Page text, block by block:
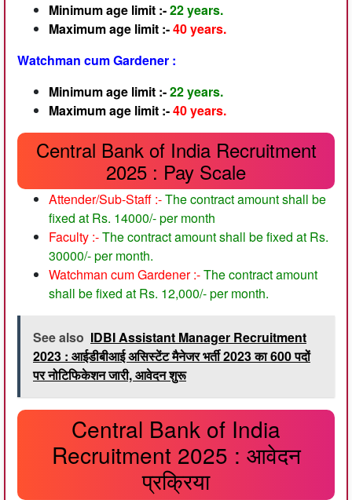
Minimum age limit :-22 years.
Maximum age limit :-40 years.
Watchman cum Gardener :
Minimum age limit :-22 years.
Maximum age limit :-40 years.
Central Bank of India Recruitment
2025 : Pay Scale
Attender/Sub-Staff :-The contract amount shall be
fixed at Rs. 14000/- per month
Faculty :-The contract amount shall be fixed at Rs.
30000/- per month.
Watchman cum Gardener :-The contract amount
shall be fixed at Rs. 12,000/- per month.
See also IDBI Assistant Manager Recruitment
2023 : आईडीबीआई असिस्टेंट मैनेजर भर्ती 2023 का 600 पदों
पर नोटिफिकेशन जारी, आवेदन शुरू
Central Bank of India
Recruitment 2025 : आवेदन
प्रक्रिया